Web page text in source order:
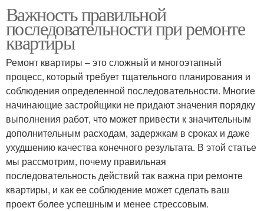
Важность правильной
последовательности при ремонте
квартиры
Ремонт квартиры – это сложный и многоэтапный
процесс, который требует тщательного планирования и
соблюдения определенной последовательности. Многие
начинающие застройщики не придают значения порядку
выполнения работ, что может привести к значительным
дополнительным расходам, задержкам в сроках и даже
ухудшению качества конечного результата. В этой статье
мы рассмотрим, почему правильная
последовательность действий так важна при ремонте
квартиры, и как ее соблюдение может сделать ваш
проект более успешным и менее стрессовым.